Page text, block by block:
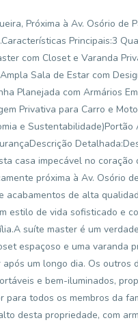
Próxima à Av. Osório de
Principais:3
com Closet e Varanda
Sala de Estar com
Planejada com Armários
Privativa para Carro e
e Sustentabilidade)Portão
casa impecável no coração
próxima à Av. Osório
acabamentos de alta
estilo de vida sofisticado e
suíte master é um
espaçoso e uma varanda
um longo dia. Os outros
e bem-iluminados,
para todos os membros da
desta propriedade, com